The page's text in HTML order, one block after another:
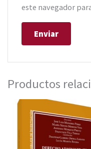
este navegador
Productos